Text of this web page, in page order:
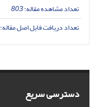
تعداد مشاهده مقاله:803
تعداد دریافت فایل اصل مقاله:
دسترسی سریع